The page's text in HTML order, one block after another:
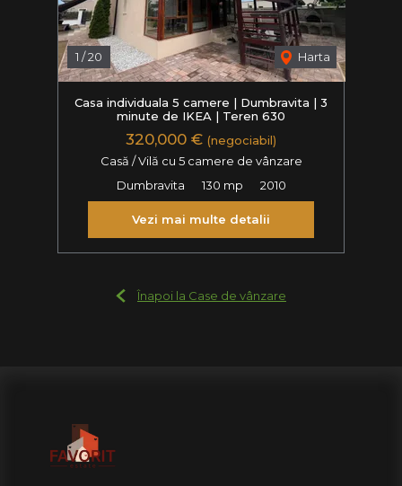
1 /20 Harta
Casa individuala 5 camere | Dumbravita | 3
minute de IKEA | Teren 630
320,000 € (negociabil)
Casă / Vilă cu 5 camere de vânzare
Dumbravita
130 mp 2010
Vezi mai multe detalii
Înapoi la Case de vânzare